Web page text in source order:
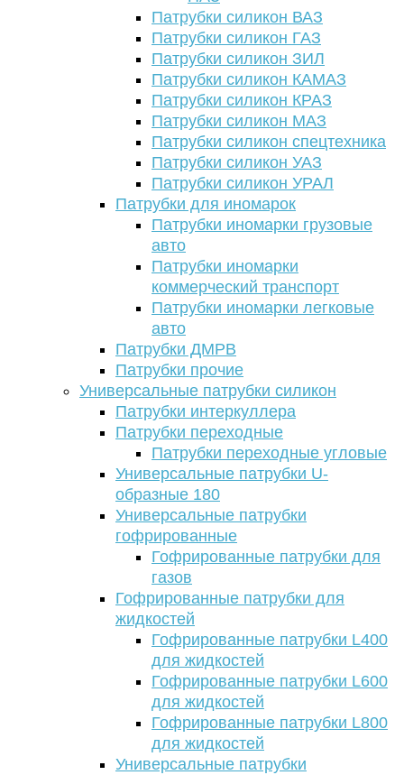
Патрубки силикон ВАЗ
Патрубки силикон ГАЗ
Патрубки силикон ЗИЛ
Патрубки силикон КАМАЗ
Патрубки силикон КРАЗ
Патрубки силикон МАЗ
Патрубки силикон спецтехника
Патрубки силикон УАЗ
Патрубки силикон УРАЛ
Патрубки для иномарок
Патрубки иномарки грузовые
авто
Патрубки иномарки
коммерческий транспорт
Патрубки иномарки легковые
авто
Патрубки ДМРВ
Патрубки прочие
Универсальные патрубки силикон
Патрубки интеркуллера
Патрубки переходные
Патрубки переходные угловые
Универсальные патрубки U-
образные 180
Универсальные патрубки
гофрированные
Гофрированные патрубки для
газов
Гофрированные патрубки для
жидкостей
Гофрированные патрубки L400
для жидкостей
Гофрированные патрубки L600
для жидкостей
Гофрированные патрубки L800
для жидкостей
Универсальные патрубки